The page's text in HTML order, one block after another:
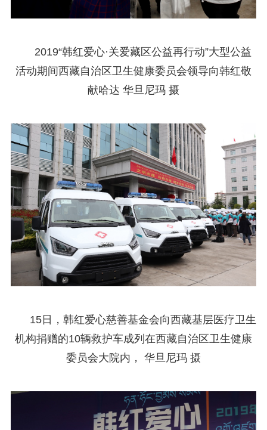
2019“韩红爱心·关爱藏区公益再行动”大型公益
活动期间西藏自治区卫生健康委员会领导向韩红敬
献哈达 华旦尼玛 摄
15日，韩红爱心慈善基金会向西藏基层医疗卫生
机构捐赠的10辆救护车成列在西藏自治区卫生健康
委员会大院内， 华旦尼玛 摄